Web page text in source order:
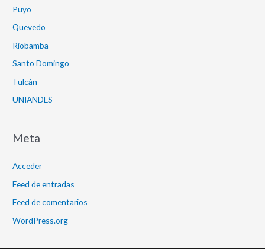
Puyo
Quevedo
Riobamba
Santo Domingo
Tulcán
UNIANDES
Meta
Acceder
Feed de entradas
Feed de comentarios
WordPress.org